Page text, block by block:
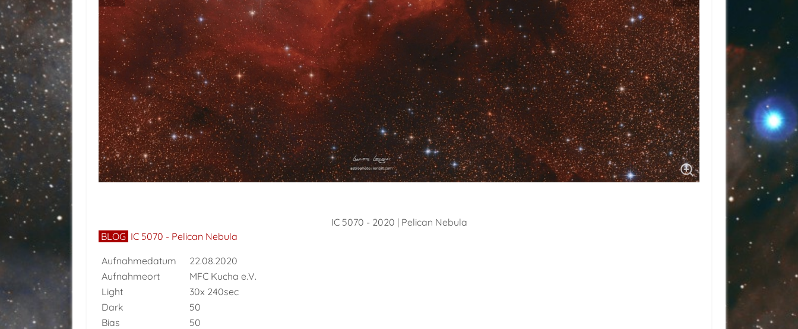
IC 5070 - 2020 | Pelican Nebula
BLOG IC 5070 - Pelican Nebula
Aufnahmedatum
22.08.2020
Aufnahmeort
MFC Kucha e.V.
Light
30x 240sec
Dark
50
Bias
50